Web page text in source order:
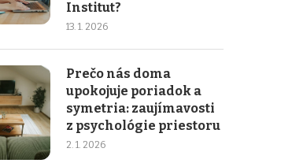
Institut?
13. 1. 2026
Prečo nás doma
upokojuje poriadok a
symetria: zaujímavosti
z psychológie priestoru
2. 1. 2026